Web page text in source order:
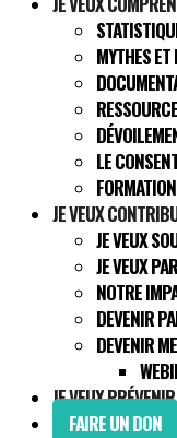
MYTHES ET
LE
JE VEUX
JE VEUX
JE VEUX
NOTRE
DEVENIR
DEVENIR
JE VEUX PRÉVENIR
FAIRE UN DON